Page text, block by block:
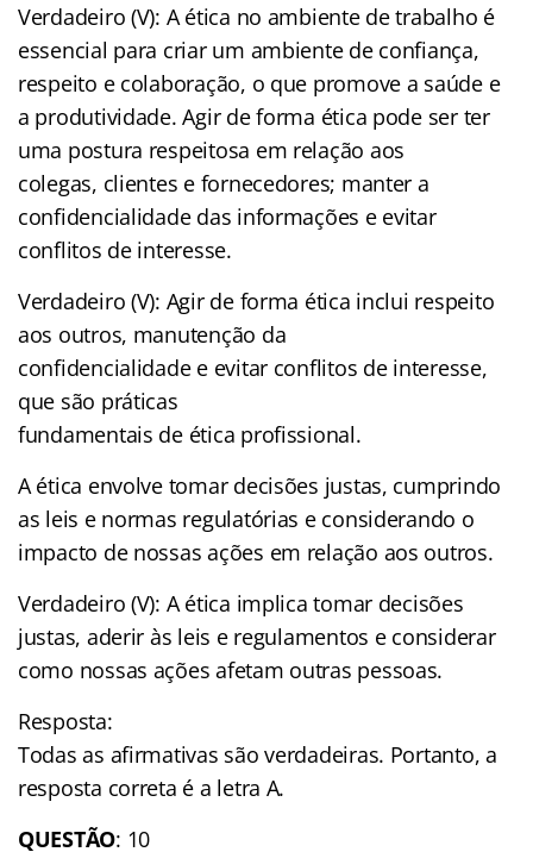
Verdadeiro (V): A ética no ambiente de trabalho é
essencial para criar um ambiente de confiança,
respeito e colaboração, o que promove a saúde e
a produtividade. Agir de forma ética pode ser ter
uma postura respeitosa em relação aos
colegas, clientes e fornecedores; manter a
confidencialidade das informações e evitar
conflitos de interesse.
Verdadeiro (V): Agir de forma ética inclui respeito
aos outros, manutenção da
confidencialidade e evitar conflitos de interesse,
que são práticas
fundamentais de ética profissional.
A ética envolve tomar decisões justas, cumprindo
as leis e normas regulatórias e considerando o
impacto de nossas ações em relação aos outros.
Verdadeiro (V): A ética implica tomar decisões
justas, aderir às leis e regulamentos e considerar
como nossas ações afetam outras pessoas.
Resposta:
Todas as afirmativas são verdadeiras. Portanto, a
resposta correta é a letra A.
QUESTÃO: 10